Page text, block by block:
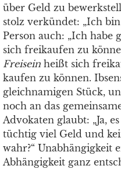
über Geld zu
stolz verkündet: „Ich
Person auch: „Ich habe
sich freikaufen zu
Freisein heißt sich
kaufen zu können.
gleichnamigen Stück,
noch an das
Advokaten glaubt: „Ja,
tüchtig viel Geld und
wahr?“ Unabhängigkeit
Abhängigkeit ganz